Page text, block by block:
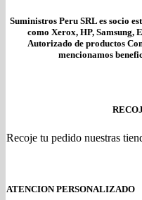
Suministros Peru SRL es socio
como Xerox, HP, Samsung,
Autorizado de productos
mencionamos
Recoje tu pedido nuestras
ATENCION PERSONALIZADO